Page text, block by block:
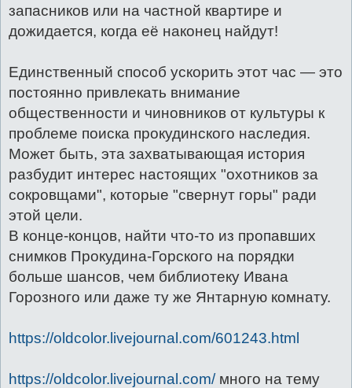
запасников или на частной квартире и
дожидается, когда её наконец найдут!
Единственный способ ускорить этот час — это
постоянно привлекать внимание
общественности и чиновников от культуры к
проблеме поиска прокудинского наследия.
Может быть, эта захватывающая история
разбудит интерес настоящих "охотников за
сокровщами", которые "свернут горы" ради
этой цели.
В конце-концов, найти что-то из пропавших
снимков Прокудина-Горского на порядки
больше шансов, чем библиотеку Ивана
Горозного или даже ту же Янтарную комнату.
https://oldcolor.livejournal.com/601243.html
https://oldcolor.livejournal.com/много на тему